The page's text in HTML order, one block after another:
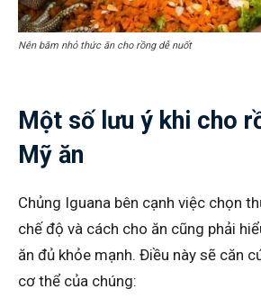
Nên băm nhỏ thức ăn cho rồng dễ nuốt
Một số lưu ý khi cho
Mỹ ăn
Chủng Iguana bên cạnh việc chọn
chế độ và cách cho ăn cũng phải
ăn đủ khỏe mạnh. Điều này sẽ căn
cơ thể của chúng: